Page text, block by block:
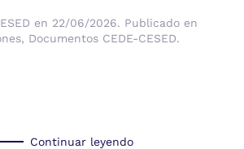
en 22/06/2026. Publicado en
, Documentos CEDE-CESED.
Continuar leyendo